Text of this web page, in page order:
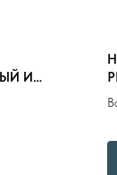
И